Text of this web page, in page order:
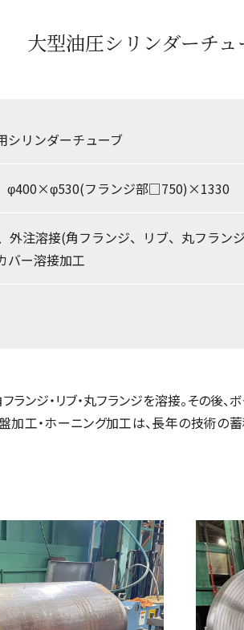
大型油圧シリンダーチュ
シリンダーチューブ
φ400×φ530(フランジ部□750)×1330
外注溶接(角フランジ、リブ、丸フラン
バー溶接加工
ランジ・リブ・丸フランジを溶接。その後
加工・ホーニング加工は、長年の技術の